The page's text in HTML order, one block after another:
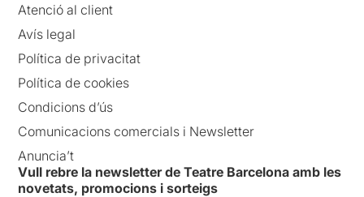
Atenció al client
Avís legal
Política de privacitat
Política de cookies
Condicions d’ús
Comunicacions comercials i Newsletter
Anuncia’t
Vull rebre la newsletter de Teatre Barcelona amb les
novetats, promocions i sorteigs